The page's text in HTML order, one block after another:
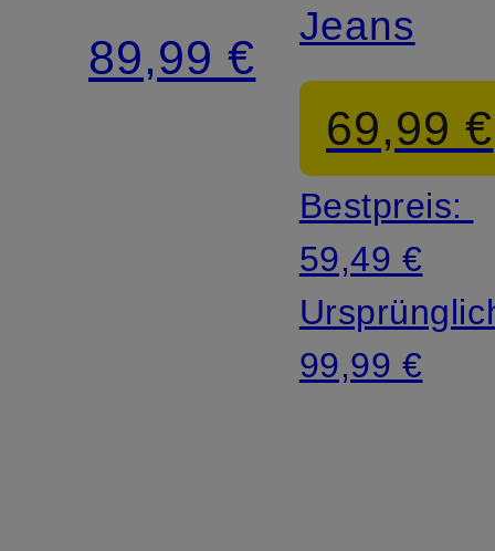
JANINE
89,99 €
Jeans
69,99 €
Bestpreis:
59,49 €
99,99 €